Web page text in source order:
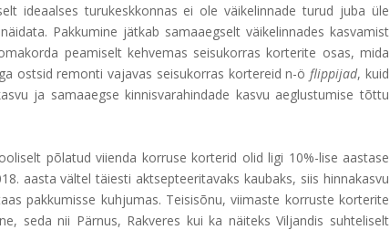
ideaalses turukeskkonnas ei ole väikelinnade turud juba üle
Pakkumine jätkab samaaegselt väikelinnades kasvamist
peamiselt kehvemas seisukorras korterite osas, mida
ostsid remonti vajavas seisukorras kortereid n-öflippijad, kuid
ja samaaegse kinnisvarahindade kasvu aeglustumise tõttu
põlatud viienda korruse korterid olid ligi 10%-lise aastase
aasta vältel täiesti aktsepteeritavaks kaubaks, siis hinnakasvu
pakkumisse kuhjumas. Teisisõnu, viimaste korruste korterite
seda nii Pärnus, Rakveres kui ka näiteks Viljandis suhteliselt